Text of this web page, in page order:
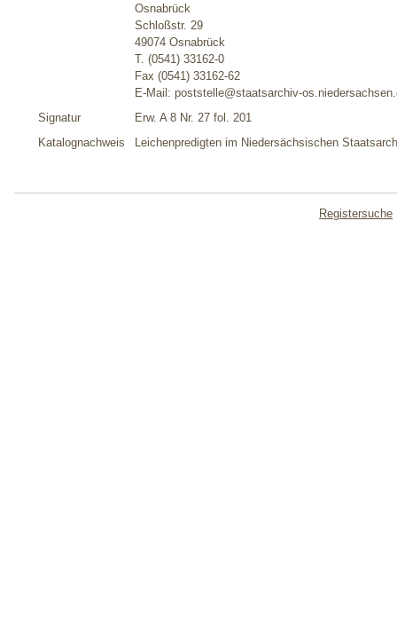
Osnabrück
Schloßstr. 29
49074 Osnabrück
T. (0541) 33162-0
Fax (0541) 33162-62
E-Mail: poststelle@staatsarchiv-
Signatur
Erw. A 8 Nr. 27 fol. 201
Katalognachweis
Leichenpredigten im Niedersächsischen
Registersuche